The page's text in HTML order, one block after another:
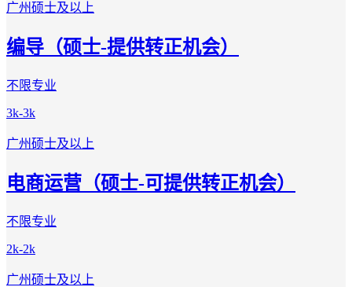
广州硕士及以上
编导（硕士-提供转正机会）
不限专业
3k-3k
广州硕士及以上
电商运营（硕士-可提供转正机会）
不限专业
2k-2k
广州硕士及以上